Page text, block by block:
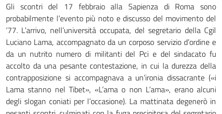
Gli scontri del 17 febbraio alla Sapienza di Roma sono
probabilmente l’evento più noto e discusso del movimento del
‘77. L’arrivo, nell’università occupata, del segretario della Cgil
Luciano Lama, accompagnato da un corposo servizio d’ordine e
da un nutrito numero di militanti del Pci e del sindacato fu
accolto da una pesante contestazione, in cui la durezza della
contrapposizione si accompagnava a un’ironia dissacrante («i
Lama stanno nel Tibet», «L’ama o non L’ama», erano alcuni
degli slogan coniati per l’occasione). La mattinata degenerò in